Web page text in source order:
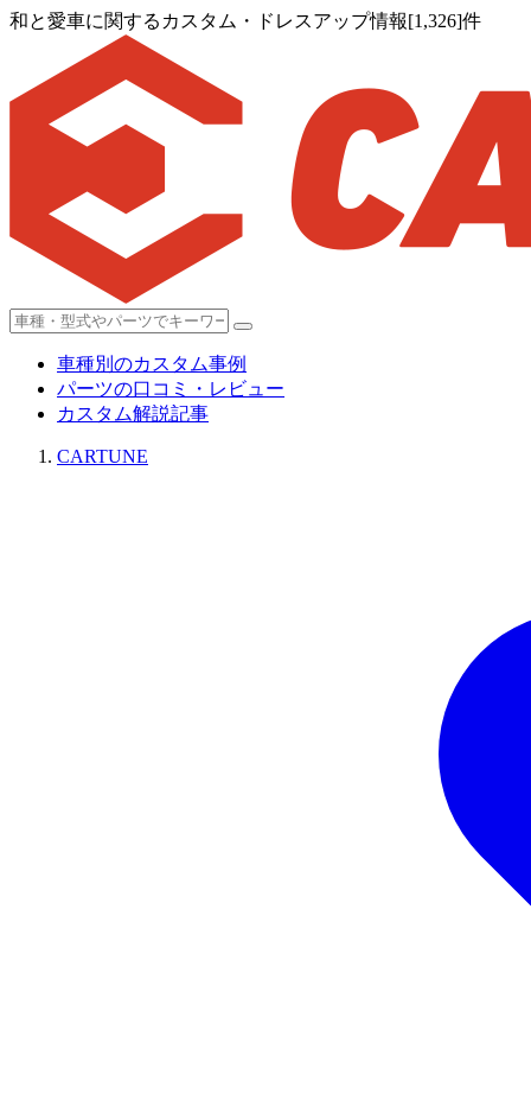
和と愛車に関するカスタム・ドレスアップ情報[1,326]件
車種別のカスタム事例
パーツの口コミ・レビュー
カスタム解説記事
CARTUNE